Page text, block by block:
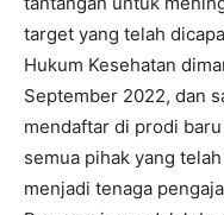
target yang telah
Hukum Kesehatan
September 2022, dan
mendaftar di prodi
semua pihak yang
menjadi tenaga